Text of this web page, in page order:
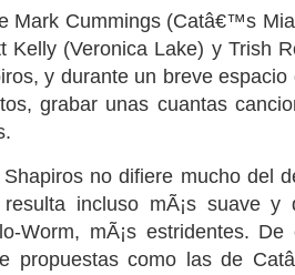
Mark Cummings (Catâ€™s
Kelly (Veronica Lake) y Trish
y durante un breve
grabar unas cuantas
no difiere mucho del
incluso mÃ¡s suave
Worm, mÃ¡s estridentes.
propuestas como las de